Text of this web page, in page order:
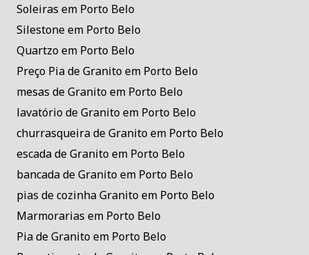
Soleiras em Porto Belo
Silestone em Porto Belo
Quartzo em Porto Belo
Preço Pia de Granito em Porto Belo
mesas de Granito em Porto Belo
lavatório de Granito em Porto Belo
churrasqueira de Granito em Porto Belo
escada de Granito em Porto Belo
bancada de Granito em Porto Belo
pias de cozinha Granito em Porto Belo
Marmorarias em Porto Belo
Pia de Granito em Porto Belo